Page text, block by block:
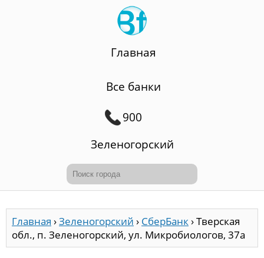
Главная
Все банки
900
Зеленогорский
Главная ›Зеленогорский › СберБанк›Тверская
обл., п. Зеленогорский, ул. Микробиологов, 37а